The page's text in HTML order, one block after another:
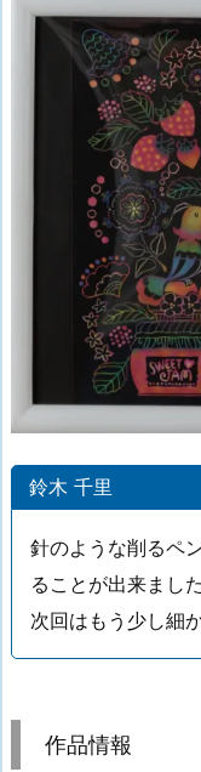
鈴木 千里
針のような削るペ
ることが出来ました
次回はもう少し細
作品情報